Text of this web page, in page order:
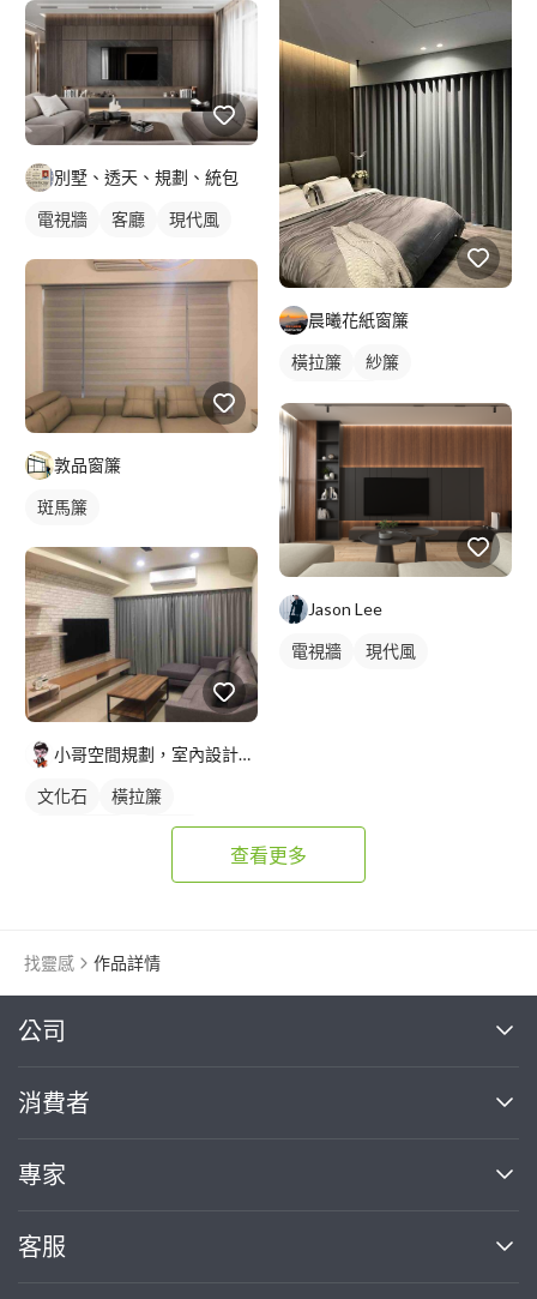
別墅、透天、規劃、統包
電視牆 客廳 現代風
敦品窗簾
斑馬簾
小哥空間規劃，室內設計裝修，老屋翻新，房屋醫生
文化石
橫拉簾
電視櫃
晨曦花紙窗簾
橫拉簾
紗簾
Jason Lee
電視牆 現代風
查看更多
找靈感 作品詳情
公司
關於我們
部落格
加入我們
消費者
買服務
熱門服務
專家
案件中心
客服
繼續完成